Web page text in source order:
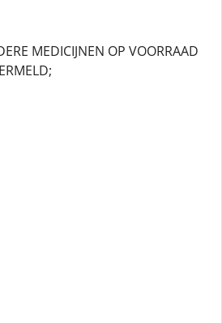
MEDICIJNEN OP VOORRAAD